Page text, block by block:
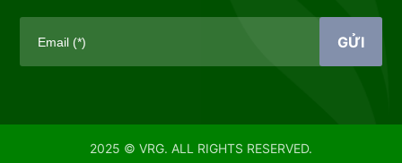
Email (*) GỬI
2025 © VRG. ALL RIGHTS RESERVED.